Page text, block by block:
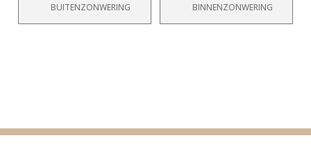
BUITENZONWERING BINNENZONWERING